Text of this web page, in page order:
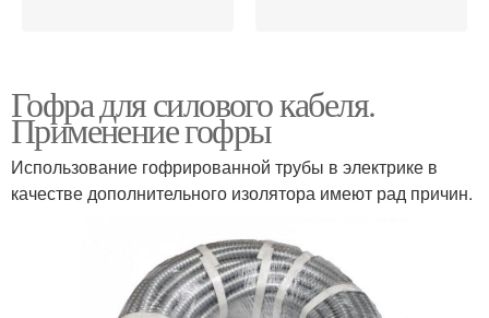
Гофра для силового кабеля.
Применение гофры
Использование гофрированной трубы в электрике в
качестве дополнительного изолятора имеют рад причин.